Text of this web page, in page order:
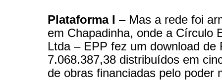
Plataforma I – Mas a rede foi
em Chapadinha, onde a Círculo
Ltda – EPP fez um download de
7.068.387,38 distribuídos em
de obras financiadas pelo poder